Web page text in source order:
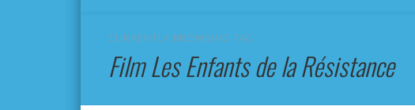
CURRENTLY BROWSING TAG
Film Les Enfants de la Résistance